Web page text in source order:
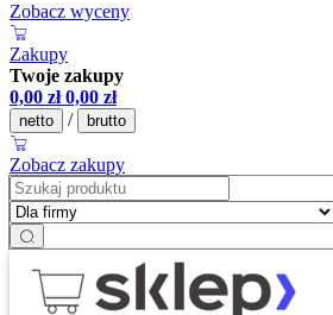
Zobacz wyceny
Zakupy
Twoje zakupy
0,00 zł 0,00 zł
netto / brutto
Zobacz zakupy